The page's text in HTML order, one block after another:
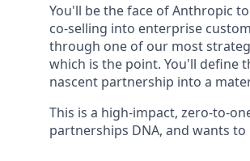
You'll be the face of Anthropic
co-selling into enterprise
through one of our most
which is the point. You'll define
nascent partnership into a
This is a high-impact, zero-to-
partnerships DNA, and wants